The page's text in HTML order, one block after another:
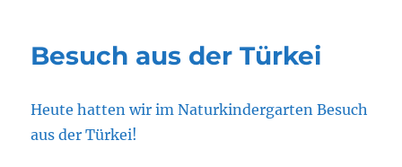
Besuch aus der Türkei
Heute hatten wir im Naturkindergarten Besuch
aus der Türkei!